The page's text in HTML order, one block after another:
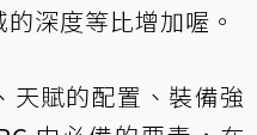
深度等比增加喔。
天賦的配置、裝備強